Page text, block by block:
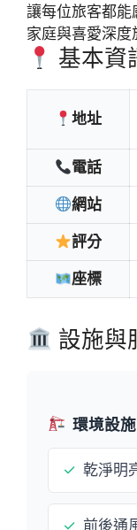
讓每位旅客都能
家庭與喜愛深度
基本資
地址
電話
網站
評分
座標
設施與
環境設施
✓ 乾淨明
✓ 前後通